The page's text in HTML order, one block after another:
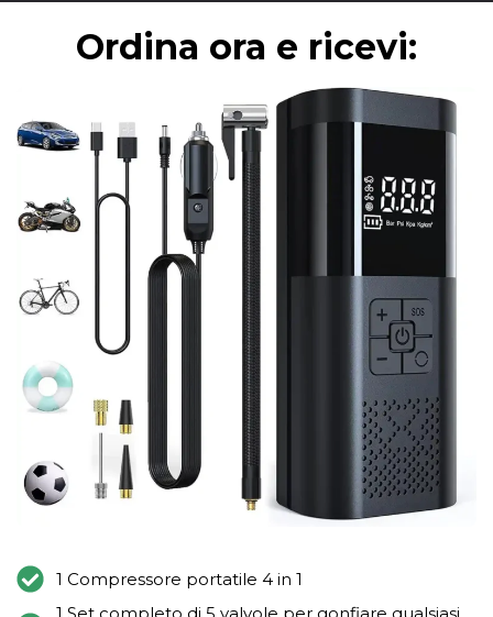
Ordina ora e ricevi:
1 Compressore portatile 4 in 1